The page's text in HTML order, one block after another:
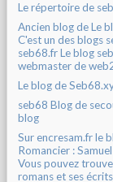
Le répertoire de
Ancien blog de Le
C'est un des blogs
seb68.fr Le blog
webmaster de
Le blog de
seb68 Blog de
blog
Sur encresam.fr le
Romancier :
Vous pouvez
romans et ses